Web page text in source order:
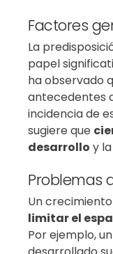
Factores
La
papel
ha observado
antecedentes
incidencia de
sugiere que
desarrollo y
Problemas
Un
limitar el
Por ejemplo,